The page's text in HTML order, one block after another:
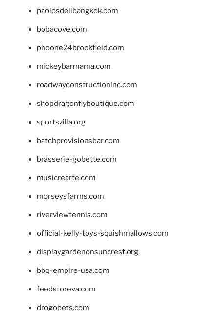
paolosdelibangkok.com
bobacove.com
phoone24brookfield.com
mickeybarmama.com
roadwayconstructioninc.com
shopdragonflyboutique.com
sportszilla.org
batchprovisionsbar.com
brasserie-gobette.com
musicrearte.com
morseysfarms.com
riverviewtennis.com
official-kelly-toys-squishmallows.com
displaygardenonsuncrest.org
bbq-empire-usa.com
feedstoreva.com
drogopets.com